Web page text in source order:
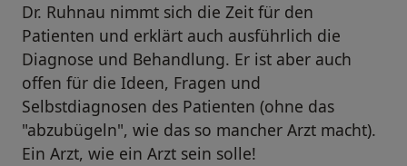
Dr. Ruhnau nimmt sich die Zeit für den
Patienten und erklärt auch ausführlich die
Diagnose und Behandlung. Er ist aber auch
offen für die Ideen, Fragen und
Selbstdiagnosen des Patienten (ohne das
"abzubügeln", wie das so mancher Arzt macht).
Ein Arzt, wie ein Arzt sein solle!